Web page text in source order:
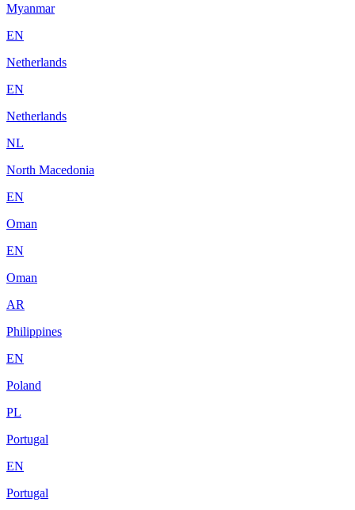
Myanmar
EN
Netherlands
EN
Netherlands
NL
North Macedonia
EN
Oman
EN
Oman
AR
Philippines
EN
Poland
PL
Portugal
EN
Portugal